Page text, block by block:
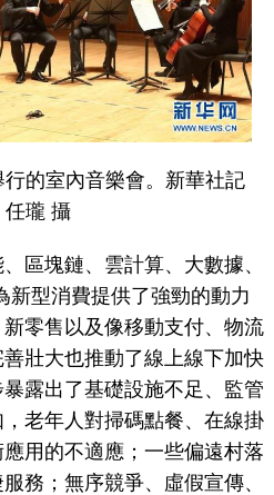
的室內音樂會。新華社記
任瓏 攝
塊鏈、雲計算、大數據、
新型消費提供了強勁的動力
零售以及像移動支付、物流
壯大也推動了線上線下加快
露出了基礎設施不足、監管
老年人對掃碼點餐、在線掛
用的不適應；一些偏遠村落
務；無序競爭、虛假宣傳、